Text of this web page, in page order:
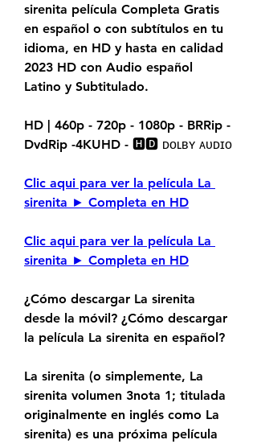
sirenita película Completa Gratis
en español o con subtítulos en tu
idioma, en HD y hasta en calidad
2023 HD con Audio español
Latino y Subtitulado.
HD | 460p - 720p - 1080p - BRRip -
DvdRip -4KUHD - 🅷🅳 ᴅᴏʟʙʏ ᴀᴜᴅɪᴏ
Clic aqui para ver la película La
sirenita ► Completa en HD
Clic aqui para ver la película La
sirenita ► Completa en HD
¿Cómo descargar La sirenita
desde la móvil? ¿Cómo descargar
la película La sirenita en español?
La sirenita (o simplemente, La
sirenita volumen 3nota 1; titulada
originalmente en inglés como La
sirenita) es una próxima película